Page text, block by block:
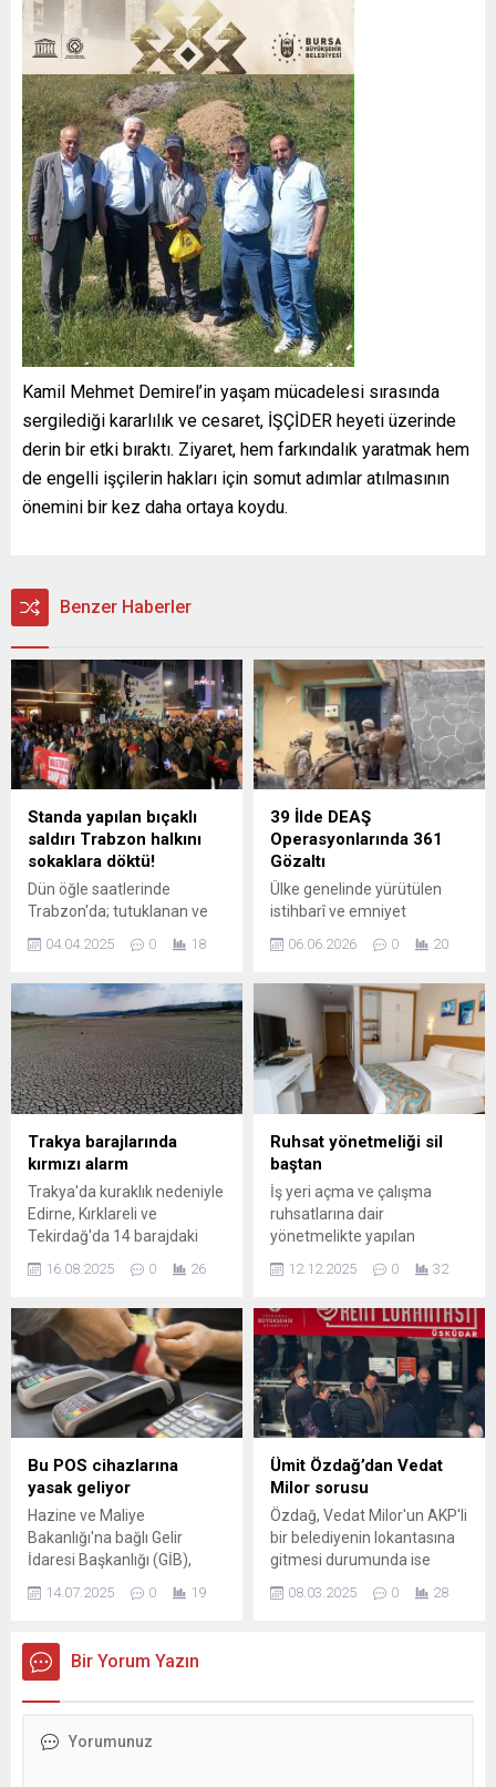
son derece önemlidir,” ifadelerini kullandı.
Kamil Mehmet Demirel’in yaşam mücadelesi sırasında
sergilediği kararlılık ve cesaret, İŞÇİDER heyeti üzerinde
derin bir etki bıraktı. Ziyaret, hem farkındalık yaratmak hem
de engelli işçilerin hakları için somut adımlar atılmasının
önemini bir kez daha ortaya koydu.
Benzer Haberler
Standa yapılan bıçaklı
saldırı Trabzon halkını
sokaklara döktü!
Dün öğle saatlerinde
Trabzon'da; tutuklanan ve
görevden alınan İBB Başkanı
Ekrem İmamoğlu’na
standa yönelik silahlı
saldırıda bir gençlik kolları
üyesi yaralanmıştı. Olayın
ardından tepkisini
göstermek isteyen Trabzon
halkı protesto düzenleyerek
saldırıyı kınadı.
04.04.2025 0 18
39 İlde DEAŞ
Operasyonlarında 361
Gözaltı
Ülke genelinde yürütülen
istihbarî ve emniyet
çalışmaları sonucunda, son
20 gün içinde 39 ilde
operasyonlarda 361 şüpheli
gözaltına alındı.
Operasyonlar, geçmişte
DEAŞ içinde faaliyet
gösterenler ile örgüte
finansal destek sağladığı
belirlenen kişilere odaklandı.
Çalışmalar; Emniyet Genel
Müdürlüğü İstihbarat
Başkanlığı, Terörle
Mücadele Daire Başkanlığı,
Milli İstihbarat Teşkilatı ve...
06.06.2026 0 20
Trakya barajlarında
kırmızı alarm
Trakya'da kuraklık nedeniyle
Edirne, Kırklareli ve
Tekirdağ'da 14 barajdaki
yüzde 32'ye geriledi.DSİ
Müdürlüğünden alınan
verilere göre, Edirne,
Kırklareli ve Tekirdağ'da DSİ
sorumluluğundaki barajların
doluluk ...
16.08.2025 0 26
Ruhsat yönetmeliği sil
baştan
İş yeri açma ve çalışma
ruhsatlarına dair
yönetmelikte yapılan
Gazete’de yayımlanarak
düzenleme, konaklama
tesislerinden halı yıkama
işletmelerine, güzellik
salonlarından güneş enerjisi
...
12.12.2025 0 32
Bu POS cihazlarına
yasak geliyor
Hazine ve Maliye
Bakanlığı'na bağlı Gelir
İdaresi Başkanlığı (GİB),
hem elden yapılan hem de
sanal POS cihazları
ödemelerde kayıtdışılığı
önlemek için yeni bir
Kanunu Genel Tebliği ...
14.07.2025 0 19
Ümit Özdağ’dan Vedat
Milor sorusu
Özdağ, Vedat Milor'un AKP'li
bir belediyenin lokantasına
gitmesi durumunda ise
hakkında soruşturma
başlatılmayacağını söyledi.
08.03.2025 0 28
Bir Yorum Yazın